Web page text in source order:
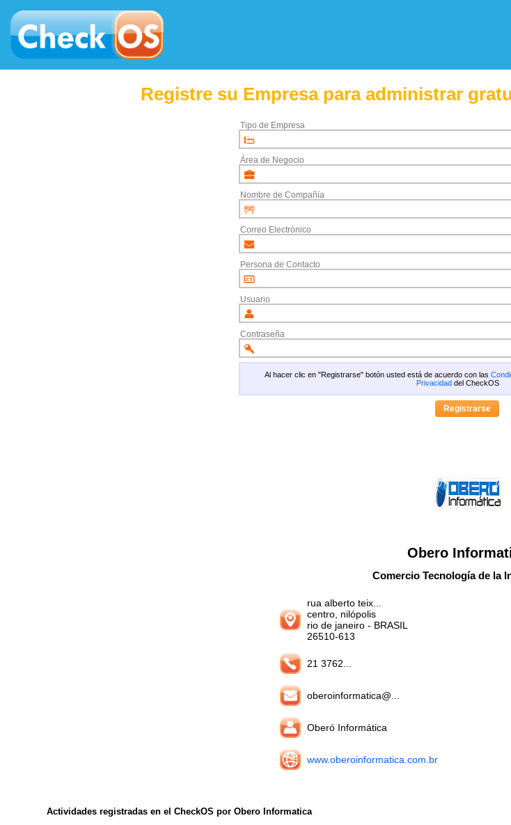
Registre su Empresa para administrar
Tipo de Empresa
Área de Negocio
Nombre de Compañía
Correo Electrónico
Persona de Contacto
Usuario
Contraseña
Al hacer clic en "Registrarse" botón usted está de acuerdo con las
Privacidad del CheckOS
Obero
Comercio Tecnología de la
rua alberto teix...
centro, nilópolis
rio de janeiro- BRASIL
26510-613
21 3762...
oberoinformatica@...
Oberó Informática
www.oberoinformatica.com.br
Actividades registradas en el CheckOS por Obero Informatica